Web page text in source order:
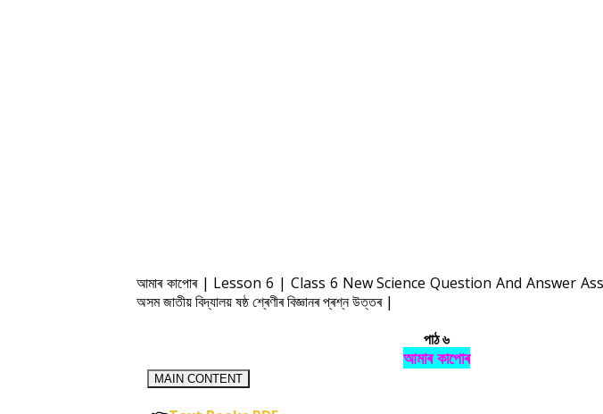
আমাৰ কাপোৰ | Lesson 6 | Class 6 New Science Question And Answer
অসম জাতীয় বিদ্যালয় ষষ্ঠ শ্ৰেণীৰ বিজ্ঞানৰ প্ৰশ্ন উত্তৰ |
পাঠ ৬
আমাৰ কাপোৰ
MAIN CONTENT